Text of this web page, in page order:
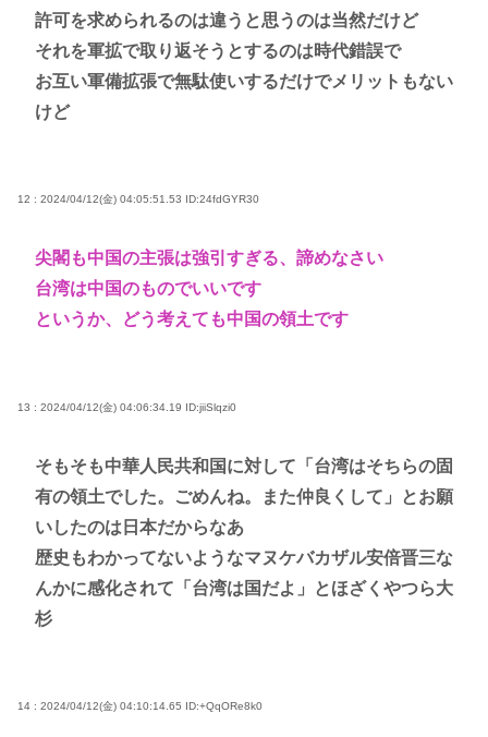
許可を求められるのは違うと思うのは当然だけど
それを軍拡で取り返そうとするのは時代錯誤で
お互い軍備拡張で無駄使いするだけでメリットもない
けど
12 : 2024/04/12(金) 04:05:51.53 ID:24fdGYR30
尖閣も中国の主張は強引すぎる、諦めなさい
台湾は中国のものでいいです
というか、どう考えても中国の領土です
13 : 2024/04/12(金) 04:06:34.19 ID:jiiSlqzi0
そもそも中華人民共和国に対して「台湾はそちらの固
有の領土でした。ごめんね。また仲良くして」とお願
いしたのは日本だからなあ
歴史もわかってないようなマヌケバカザル安倍晋三な
んかに感化されて「台湾は国だよ」とほざくやつら大
杉
14 : 2024/04/12(金) 04:10:14.65 ID:+QqORe8k0